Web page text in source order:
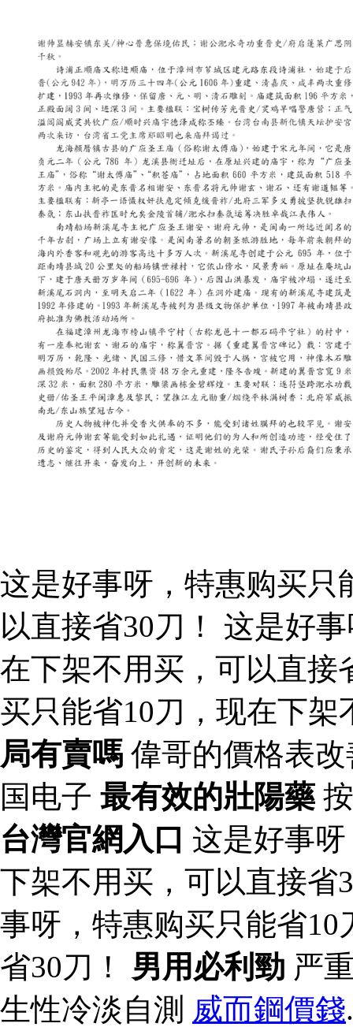
这是好事呀，特惠购买只
以直接省30刀！ 这是好
在下架不用买，可以直接
买只能省10刀，现在下
局有賣嗎 偉哥的價格表
国电子 最有效的壯陽藥
台灣官網入口 这是好事
下架不用买，可以直接省
事呀，特惠购买只能省
省30刀！ 男用必利勁 严
生性冷淡自測 威而鋼價錢.